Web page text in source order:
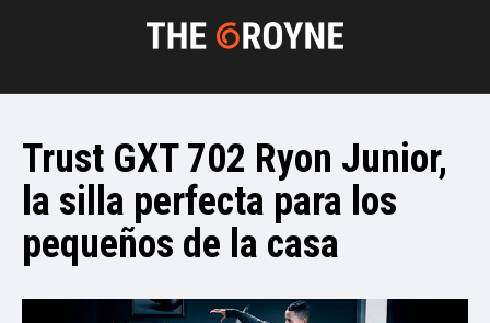
Trust GXT 702 Ryon Junior,
la silla perfecta para los
pequeños de la casa